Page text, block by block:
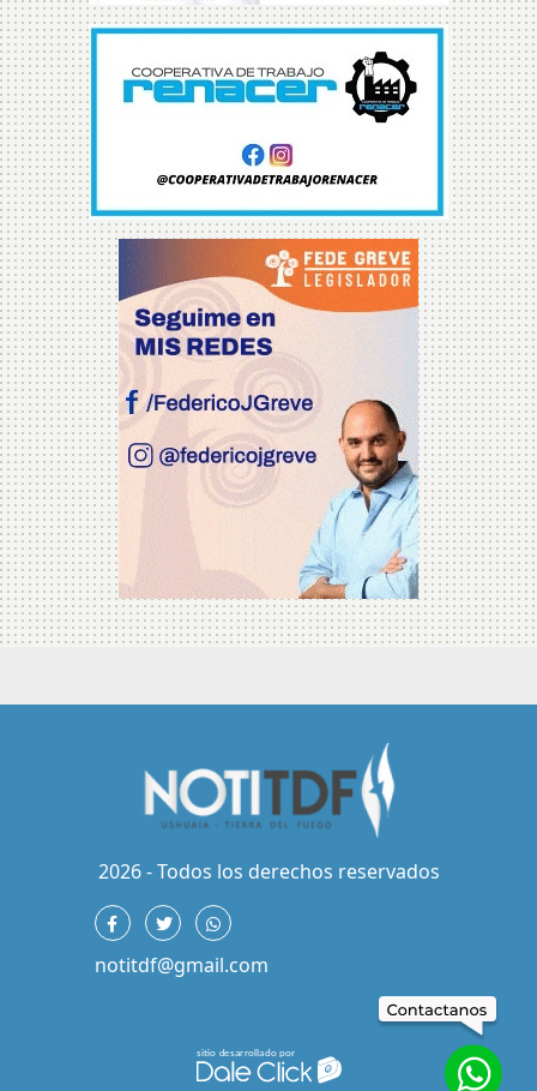
2026 - Todos los derechos reservados
notitdf@gmail.com